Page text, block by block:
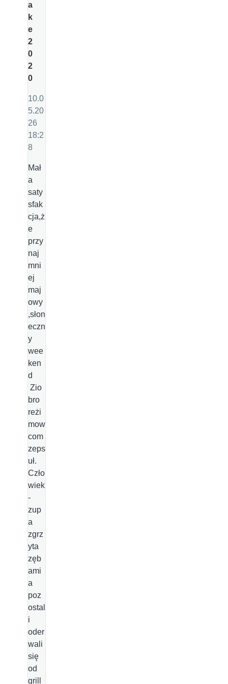
a
k
e
2
0
2
0
10.0
5.20
26
18:2
8
Mał
a
saty
sfak
cja,ż
e
przy
naj
mni
ej
maj
owy
,słon
eczn
y
wee
ken
d
Zio
bro
reżi
mow
com
zeps
uł.
Czło
wiek
-
zup
a
zgrz
yta
zęb
ami
a
poz
ostal
i
oder
wali
się
od
grill